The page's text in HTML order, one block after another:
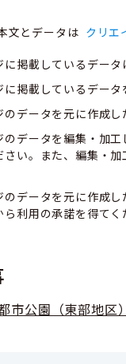
文とデータは クリエ
に掲載しているデータ
に掲載しているデータ
のデータを元に作成
のデータを編集・加
さい。また、編集・
のデータを元に作成
利用の承諾を得てく
市公園（東部地区）